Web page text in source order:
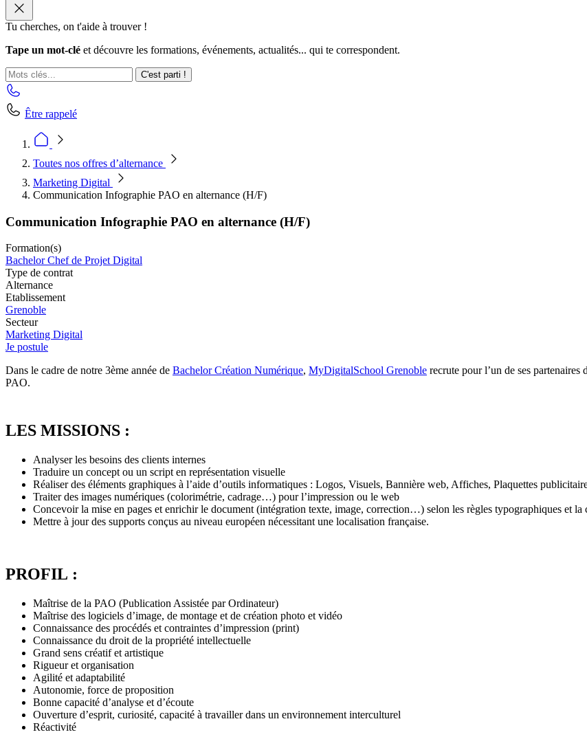
Tu cherches, on t'aide à trouver !
Tape un mot-clé et découvre les formations, événements, actualités... qui te correspondent.
C'est parti !
Être rappelé
Toutes nos offres d’alternance
Marketing Digital
Communication Infographie PAO en alternance (H/F)
Communication Infographie PAO en alternance (H/F)
Formation(s)
Bachelor Chef de Projet Digital
Type de contrat
Alternance
Etablissement
Grenoble
Secteur
Marketing Digital
Je postule
Dans le cadre de notre 3ème année de Bachelor Création Numérique, MyDigitalSchool Grenoble recrute pour l’un de ses
PAO.
LES MISSIONS :
Analyser les besoins des clients internes
Traduire un concept ou un script en représentation visuelle
Réaliser des éléments graphiques à l’aide d’outils informatiques : Logos, Visuels, Bannière web, Affiches, Plaquettes
Traiter des images numériques (colorimétrie, cadrage…) pour l’impression ou le web
Concevoir la mise en pages et enrichir le document (intégration texte, image, correction…) selon les règles typographiques et la
Mettre à jour des supports conçus au niveau européen nécessitant une localisation française.
PROFIL :
Maîtrise de la PAO (Publication Assistée par Ordinateur)
Maîtrise des logiciels d’image, de montage et de création photo et vidéo
Connaissance des procédés et contraintes d’impression (print)
Connaissance du droit de la propriété intellectuelle
Grand sens créatif et artistique
Rigueur et organisation
Agilité et adaptabilité
Autonomie, force de proposition
Bonne capacité d’analyse et d’écoute
Ouverture d’esprit, curiosité, capacité à travailler dans un environnement interculturel
Réactivité